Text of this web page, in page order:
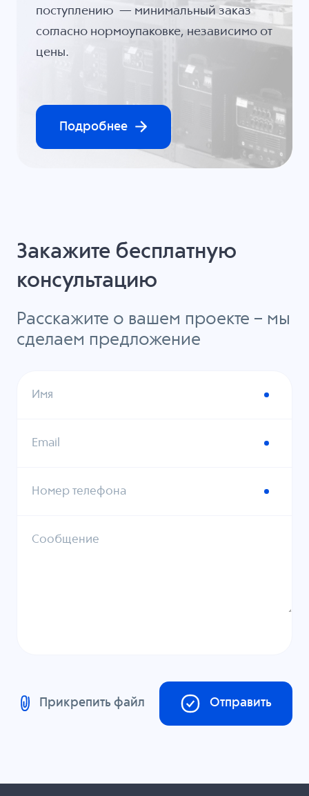
поступлению — минимальный заказ
согласно нормоупаковке, независимо от
цены.
Подробнее
Закажите бесплатную
консультацию
Расскажите о вашем проекте – мы
сделаем предложение
Имя
Email
Номер телефона
Сообщение
Прикрепить файл Отправить